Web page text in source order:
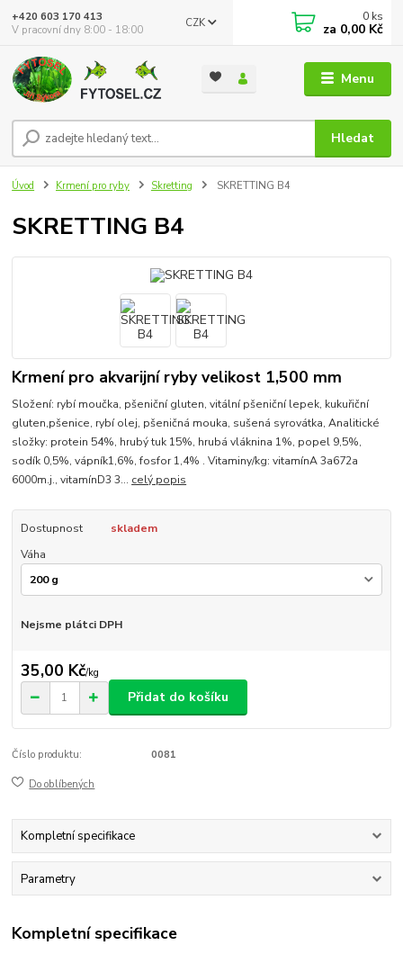
Menu
CZK
Hledat
+420 603 170 413
V pracovní dny 8:00 - 18:00
0 ks
za 0,00 Kč
Úvod Krmení pro ryby Skretting SKRETTING B4
SKRETTING B4
Krmení pro akvarijní ryby velikost 1,500 mm
Složení: rybí moučka, pšeniční gluten, vitální pšeniční lepek, kukuřiční
gluten,pšenice, rybí olej, pšeničná mouka, sušená syrovátka, Analitické
složky: protein 54%, hrubý tuk 15%, hrubá vláknina 1%, popel 9,5%,
sodík 0,5%, vápník1,6%, fosfor 1,4% . Vitaminy/kg: vitamínA 3a672a
6000m.j., vitamínD3 3... celý popis
Dostupnost
skladem
Váha
Nejsme plátci DPH
35,00 Kč/kg
Přidat do košíku
Číslo produktu: 0081
Do oblíbených
Kompletní specifikace
Parametry
Kompletní specifikace